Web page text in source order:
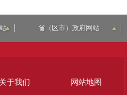
省（区市）政府网站
关于我们 网站地图